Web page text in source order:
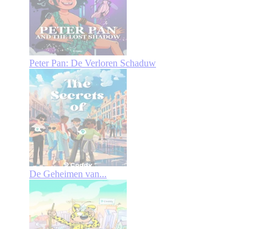
Peter Pan: De Verloren Schaduw
De Geheimen van...